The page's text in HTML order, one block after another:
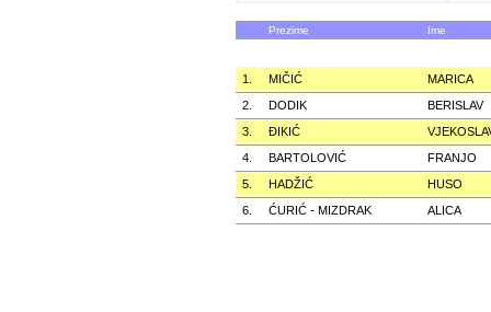
Prezime Ime
1. MIČIĆ
MARICA
2.
DODIK
BERISLAV
3.
ÐIKIĆ
4.
BARTOLOVIĆ
FRANJO
5.
HADŽIĆ
HUSO
6.
ĆURIĆ - MIZDRAK ALICA